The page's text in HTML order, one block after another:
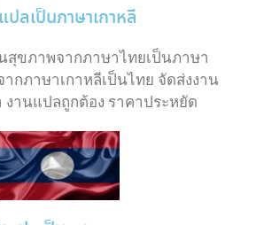
ปลเป็นภาษาเกาหลี
สุขภาพจากภาษาไทยเป็นภาษา
ากภาษาเกาหลีเป็นไทย จัดส่งงาน
งานแปลถูกต้อง ราคาประหยัด